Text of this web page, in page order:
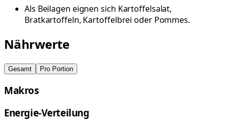
Als Beilagen eignen sich Kartoffelsalat,
Bratkartoffeln, Kartoffelbrei oder Pommes.
Nährwerte
Gesamt Pro Portion
Makros
Energie-Verteilung